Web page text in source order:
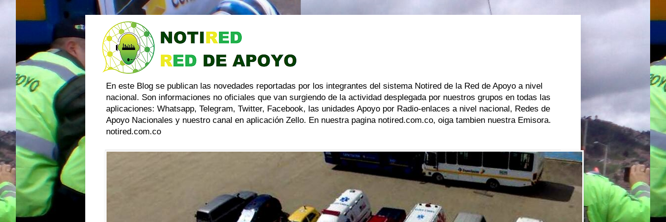
En este Blog se publican las novedades reportadas por los integrantes del sistema Notired de la Red de Apoyo a nivel
nacional. Son informaciones no oficiales que van surgiendo de la actividad desplegada por nuestros grupos en todas las
aplicaciones: Whatsapp, Telegram, Twitter, Facebook, las unidades Apoyo por Radio-enlaces a nivel nacional, Redes de
Apoyo Nacionales y nuestro canal en aplicación Zello. En nuestra pagina notired.com.co, oiga tambien nuestra Emisora.
notired.com.co